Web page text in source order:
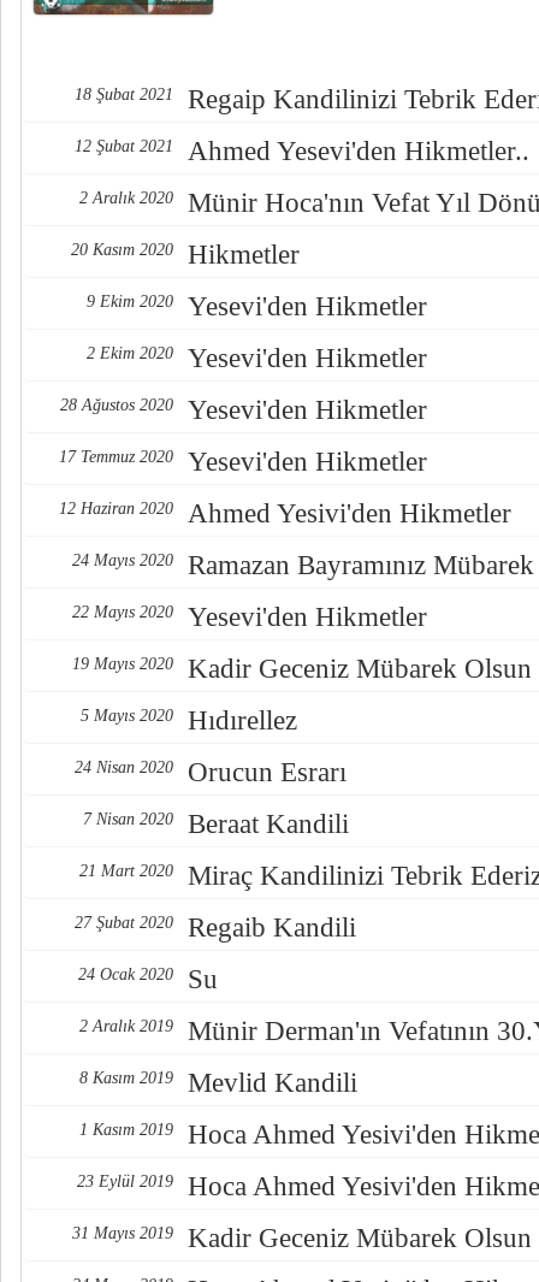
18 Şubat 2021 Regaip Kandilinizi Tebrik
12 Şubat 2021 Ahmed Yesevi'den Hikmetler..
2 Aralık 2020 Münir Hoca'nın Vefat Yıl
20 Kasım 2020 Hikmetler
9 Ekim 2020 Yesevi'den Hikmetler
2 Ekim 2020 Yesevi'den Hikmetler
28 Ağustos 2020 Yesevi'den Hikmetler
17 Temmuz 2020 Yesevi'den Hikmetler
12 Haziran 2020 Ahmed Yesivi'den Hikmetler
24 Mayıs 2020 Ramazan Bayramınız
22 Mayıs 2020 Yesevi'den Hikmetler
19 Mayıs 2020 Kadir Geceniz Mübarek Olsun
5 Mayıs 2020 Hıdırellez
24 Nisan 2020 Orucun Esrarı
7 Nisan 2020 Beraat Kandili
21 Mart 2020 Miraç Kandilinizi Tebrik
27 Şubat 2020 Regaib Kandili
24 Ocak 2020 Su
2 Aralık 2019 Münir Derman'ın Vefatının
8 Kasım 2019 Mevlid Kandili
1 Kasım 2019 Hoca Ahmed Yesivi'den
23 Eylül 2019 Hoca Ahmed Yesivi'den
31 Mayıs 2019 Kadir Geceniz Mübarek Olsun